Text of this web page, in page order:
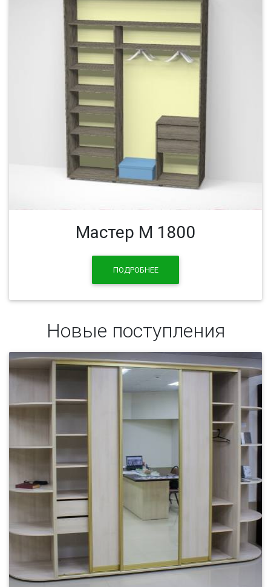
Мастер М 1800
ПОДРОБНЕЕ
Новые поступления